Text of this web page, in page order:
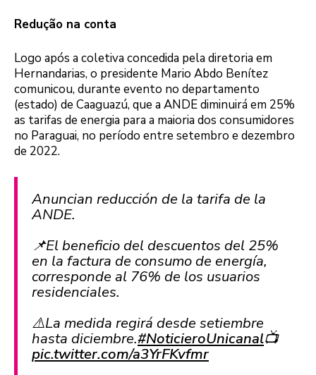
Redução na conta
Logo após a coletiva concedida pela diretoria em
Hernandarias, o presidente Mario Abdo Benítez
comunicou, durante evento no departamento
(estado) de Caaguazú, que a ANDE diminuirá em 25%
as tarifas de energia para a maioria dos consumidores
no Paraguai, no período entre setembro e dezembro
de 2022.
Anuncian reducción de la tarifa de la
ANDE.
📌El beneficio del descuentos del 25%
en la factura de consumo de energía,
corresponde al 76% de los usuarios
residenciales.
⚠️La medida regirá desde setiembre
hasta diciembre.#NoticieroUnicanal📺
pic.twitter.com/a3YrFKvfmr